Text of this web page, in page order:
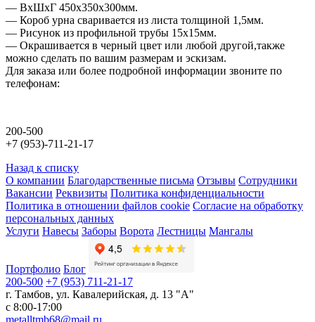
— ВхШхГ 450х350х300мм.
— Короб урна сваривается из листа толщиной 1,5мм.
— Рисунок из профильной трубы 15х15мм.
— Окрашивается в черный цвет или любой другой,также
можно сделать по вашим размерам и эскизам.
Для заказа или более подробной информации звоните по
телефонам:
200-500
+7 (953)-711-21-17
Назад к списку
О компании Благодарственные письма Отзывы Сотрудники
Вакансии Реквизиты Политика конфиденциальности
Политика в отношении файлов cookie Согласие на обработку
персональных данных
Услуги Навесы Заборы Ворота Лестницы Мангалы
Портфолио Блог
200-500 +7 (953) 711-21-17
г. Тамбов, ул. Кавалерийская, д. 13 "А"
с 8:00-17:00
metalltmb68@mail.ru